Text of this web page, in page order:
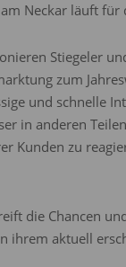
Neckar läuft
Stiegeler
zum
und schnelle
in anderen
Kunden zu
die Chancen
ihrem aktuell